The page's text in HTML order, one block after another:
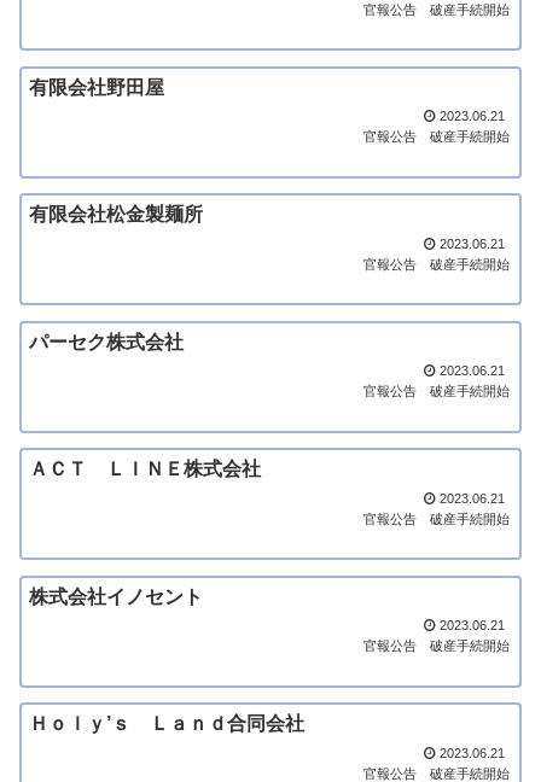
官報公告
破産手続開始
有限会社野田屋
2023.06.21
官報公告
破産手続開始
有限会社松金製麺所
2023.06.21
官報公告
破産手続開始
パーセク株式会社
2023.06.21
官報公告
破産手続開始
ＡＣＴ ＬＩＮＥ株式会社
2023.06.21
官報公告
破産手続開始
株式会社イノセント
2023.06.21
官報公告
破産手続開始
Ｈｏｌｙ’ｓ Ｌａｎｄ合同会社
2023.06.21
官報公告
破産手続開始